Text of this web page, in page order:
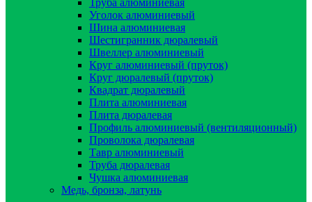
Уголок алюминиевый
Шина алюминиевая
Шестигранник дюралевый
Швеллер алюминиевый
Круг алюминиевый (пруток)
Круг дюралевый (пруток)
Квадрат дюралевый
Плита алюминиевая
Плита дюралевая
Профиль алюминиевый (вентиляционный)
Проволока дюралевая
Тавр алюминиевый
Труба дюралевая
Чушка алюминиевая
Медь, бронза, латунь